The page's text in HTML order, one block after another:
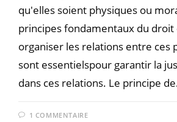
qu'elles soient physiques ou
principes fondamentaux du droit
organiser les relations entre ces
sont essentielspour garantir la
dans ces relations. Le principe
1 COMMENTAIRE